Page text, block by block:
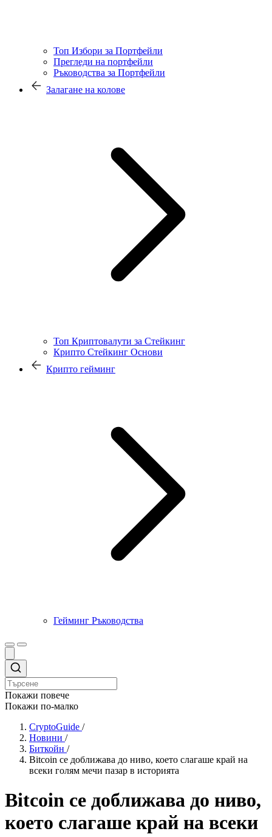
Топ Избори за Портфейли
Прегледи на портфейли
Ръководства за Портфейли
Залагане на колове
Топ Криптовалути за Стейкинг
Крипто Стейкинг Основи
Крипто гейминг
Гейминг Ръководства
Покажи повече
Покажи по-малко
CryptoGuide /
Новини /
Биткойн /
Bitcoin се доближава до ниво, което слагаше край на
всеки голям мечи пазар в историята
Bitcoin се доближава до ниво,
което слагаше край на всеки